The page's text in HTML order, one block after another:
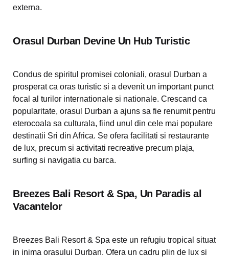
externa.
Orasul Durban Devine Un Hub Turistic
Condus de spiritul promisei coloniali, orasul Durban a
prosperat ca oras turistic si a devenit un important punct
focal al turilor internationale si nationale. Crescand ca
popularitate, orasul Durban a ajuns sa fie renumit pentru
eterocoala sa culturala, fiind unul din cele mai populare
destinatii Sri din Africa. Se ofera facilitati si restaurante
de lux, precum si activitati recreative precum plaja,
surfing si navigatia cu barca.
Breezes Bali Resort & Spa, Un Paradis al
Vacantelor
Breezes Bali Resort & Spa este un refugiu tropical situat
in inima orasului Durban. Ofera un cadru plin de lux si